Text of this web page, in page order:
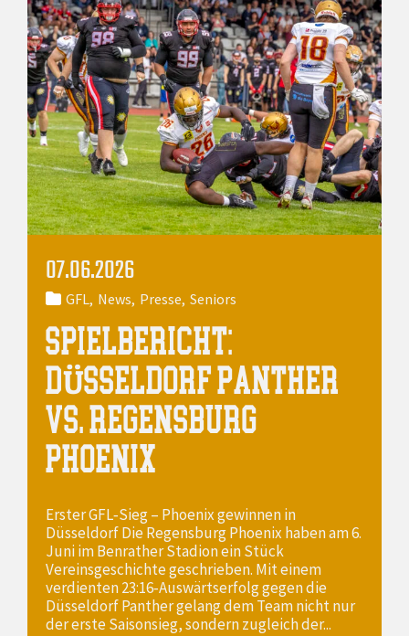
07.06.2026
GFL News Presse Seniors
SPIELBERICHT:
DÜSSELDORF PANTHER
VS. REGENSBURG
PHOENIX
Erster GFL‑Sieg – Phoenix gewinnen in
Düsseldorf Die Regensburg Phoenix haben am 6.
Juni im Benrather Stadion ein Stück
Vereinsgeschichte geschrieben. Mit einem
verdienten 23:16‑Auswärtserfolg gegen die
Düsseldorf Panther gelang dem Team nicht nur
der erste Saisonsieg, sondern zugleich der...